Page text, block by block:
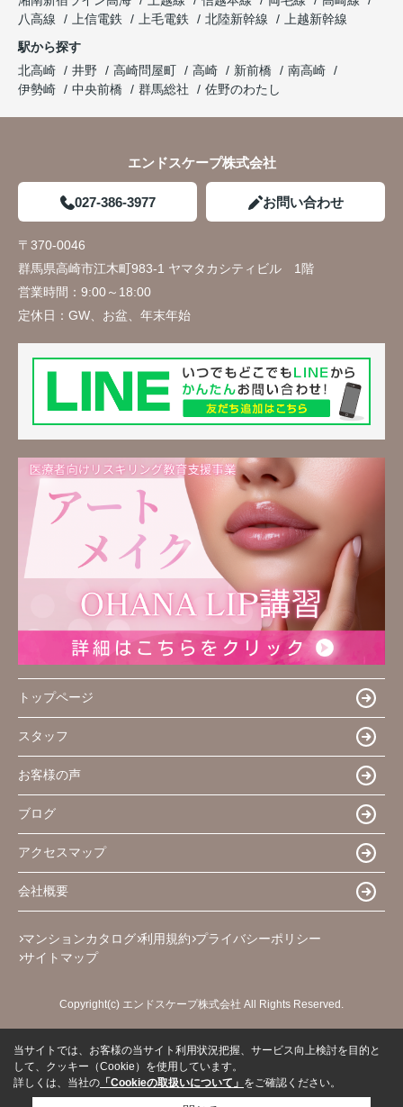
八高線
上信電鉄 上毛電鉄 北陸新幹線
上越新幹線
駅から探す
北高崎
井野 高崎問屋町 高崎 新前橋
南高崎
伊勢崎
中央前橋 群馬総社 佐野のわたし
エンドスケープ株式会社
027-386-3977 お問い合わせ
〒370-0046
群馬県高崎市江木町983-1 ヤマタカシティビル 1階
営業時間： 9:00～18:00
定休日： GW、お盆、年末年始
トップページ
スタッフ
お客様の声
ブログ
アクセスマップ
会社概要
マンションカタログ 利用規約 プライバシーポリシー
サイトマップ
Copyright(c) エンドスケープ株式会社 All Rights Reserved.
当サイトでは、お客様の当サイト利用状況把握、サービス向上検討を目的と
して、クッキー（Cookie）を使用しています。
詳しくは、当社の 「Cookieの取扱いについて」 をご確認ください。